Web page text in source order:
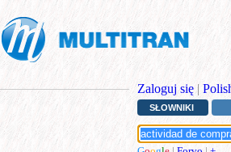
Zaloguj się |
SŁOWNIKI